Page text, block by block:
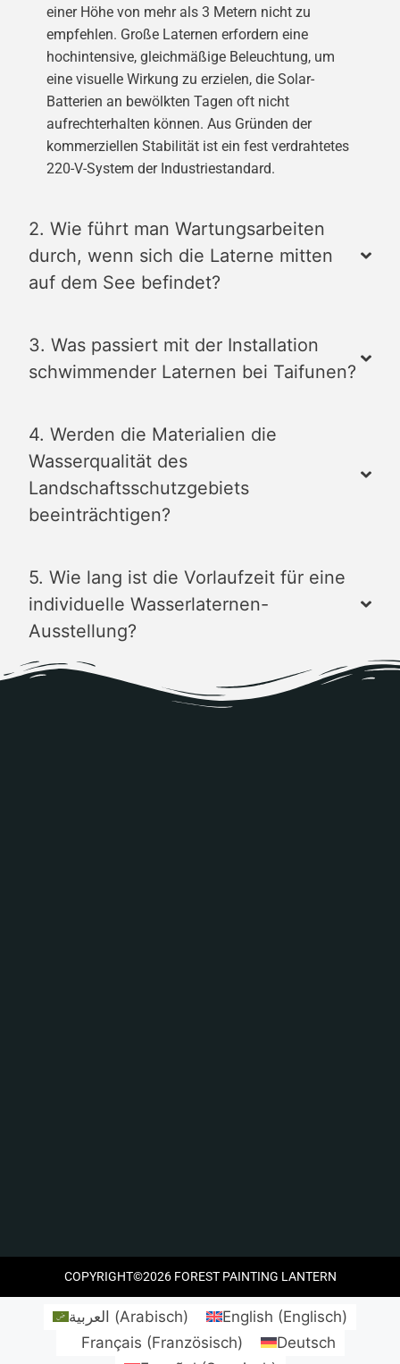
einer Höhe von mehr als 3 Metern nicht zu
empfehlen. Große Laternen erfordern eine
hochintensive, gleichmäßige Beleuchtung, um
eine visuelle Wirkung zu erzielen, die Solar-
Batterien an bewölkten Tagen oft nicht
aufrechterhalten können. Aus Gründen der
kommerziellen Stabilität ist ein fest verdrahtetes
220-V-System der Industriestandard.
2. Wie führt man Wartungsarbeiten
durch, wenn sich die Laterne mitten
auf dem See befindet?
3. Was passiert mit der Installation
schwimmender Laternen bei Taifunen?
4. Werden die Materialien die
Wasserqualität des
Landschaftsschutzgebiets
beeinträchtigen?
5. Wie lang ist die Vorlaufzeit für eine
individuelle Wasserlaternen-
Ausstellung?
COPYRIGHT©2026 FOREST PAINTING LANTERN
العربية (Arabisch) English (Englisch)
Français (Französisch)
Deutsch